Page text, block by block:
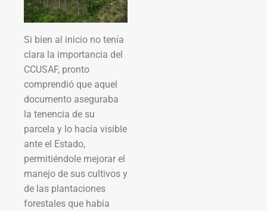
Si bien al inicio no tenía
clara la importancia del
CCUSAF, pronto
comprendió que aquel
documento aseguraba
la tenencia de su
parcela y lo hacía visible
ante el Estado,
permitiéndole mejorar el
manejo de sus cultivos y
de las plantaciones
forestales que había